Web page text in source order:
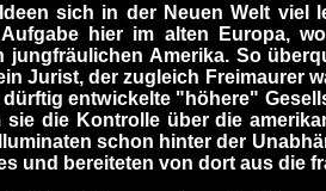
sich in der Neuen Welt
hier im alten Europa,
Amerika. So
Jurist, der zugleich Freimaurer
entwickelte "höhere"
die Kontrolle über die
schon hinter der
und bereiteten von dort aus die